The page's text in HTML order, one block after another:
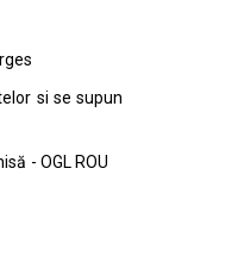
si se supun
- OGL ROU